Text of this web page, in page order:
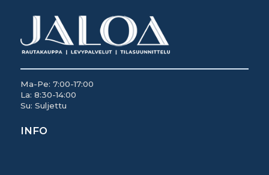
Ma-Pe: 7:00-17:00
La: 8:30-14:00
Su: Suljettu
INFO